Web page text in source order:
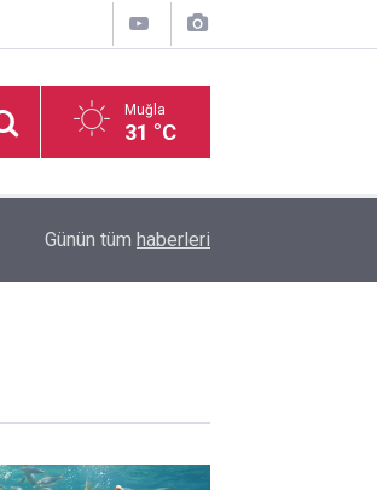
Muğla
31 °C
İlçe Sahası yenileniyor
Günün tüm haberleri